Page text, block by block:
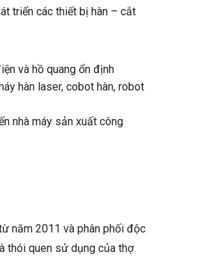
triển các thiết bị hàn – cắt
và hồ quang ổn định
hàn laser, cobot hàn, robot
nhà máy sản xuất công
năm 2011 và phân phối độc
thói quen sử dụng của thợ